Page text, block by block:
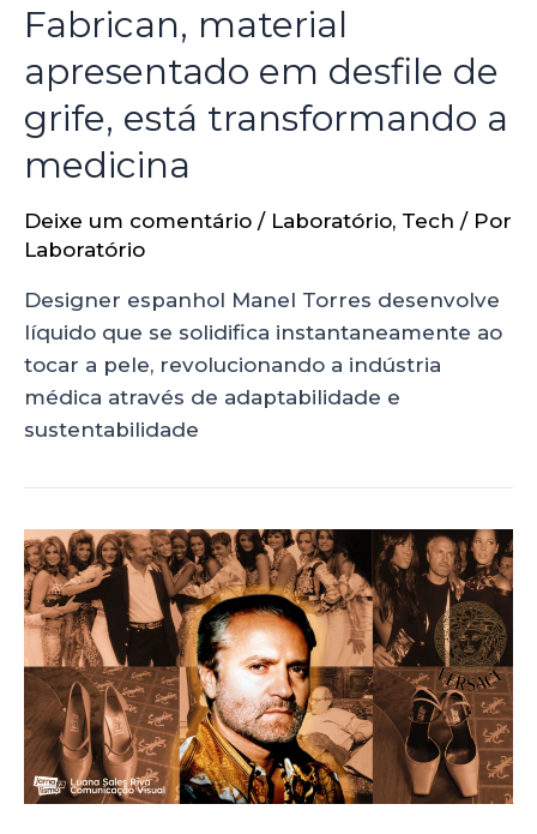
Fabrican, material
apresentado em desfile de
grife, está transformando a
medicina
Deixe um comentário / Laboratório, Tech / Por
Laboratório
Designer espanhol Manel Torres desenvolve
líquido que se solidifica instantaneamente ao
tocar a pele, revolucionando a indústria
médica através de adaptabilidade e
sustentabilidade